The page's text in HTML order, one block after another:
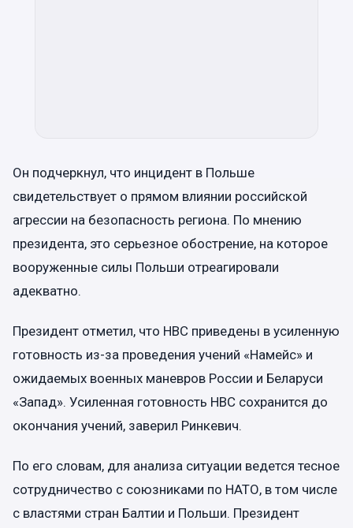
Он подчеркнул, что инцидент в Польше
свидетельствует о прямом влиянии российской
агрессии на безопасность региона. По мнению
президента, это серьезное обострение, на которое
вооруженные силы Польши отреагировали
адекватно.
Президент отметил, что НВС приведены в усиленную
готовность из-за проведения учений «Намейс» и
ожидаемых военных маневров России и Беларуси
«Запад». Усиленная готовность НВС сохранится до
окончания учений, заверил Ринкевич.
По его словам, для анализа ситуации ведется тесное
сотрудничество с союзниками по НАТО, в том числе
с властями стран Балтии и Польши. Президент